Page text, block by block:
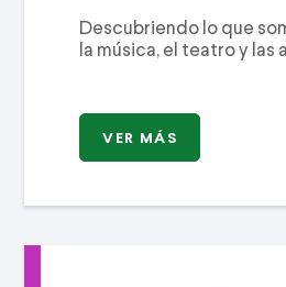
Descubriendo lo que
la música, el teatro y las
VER MÁS